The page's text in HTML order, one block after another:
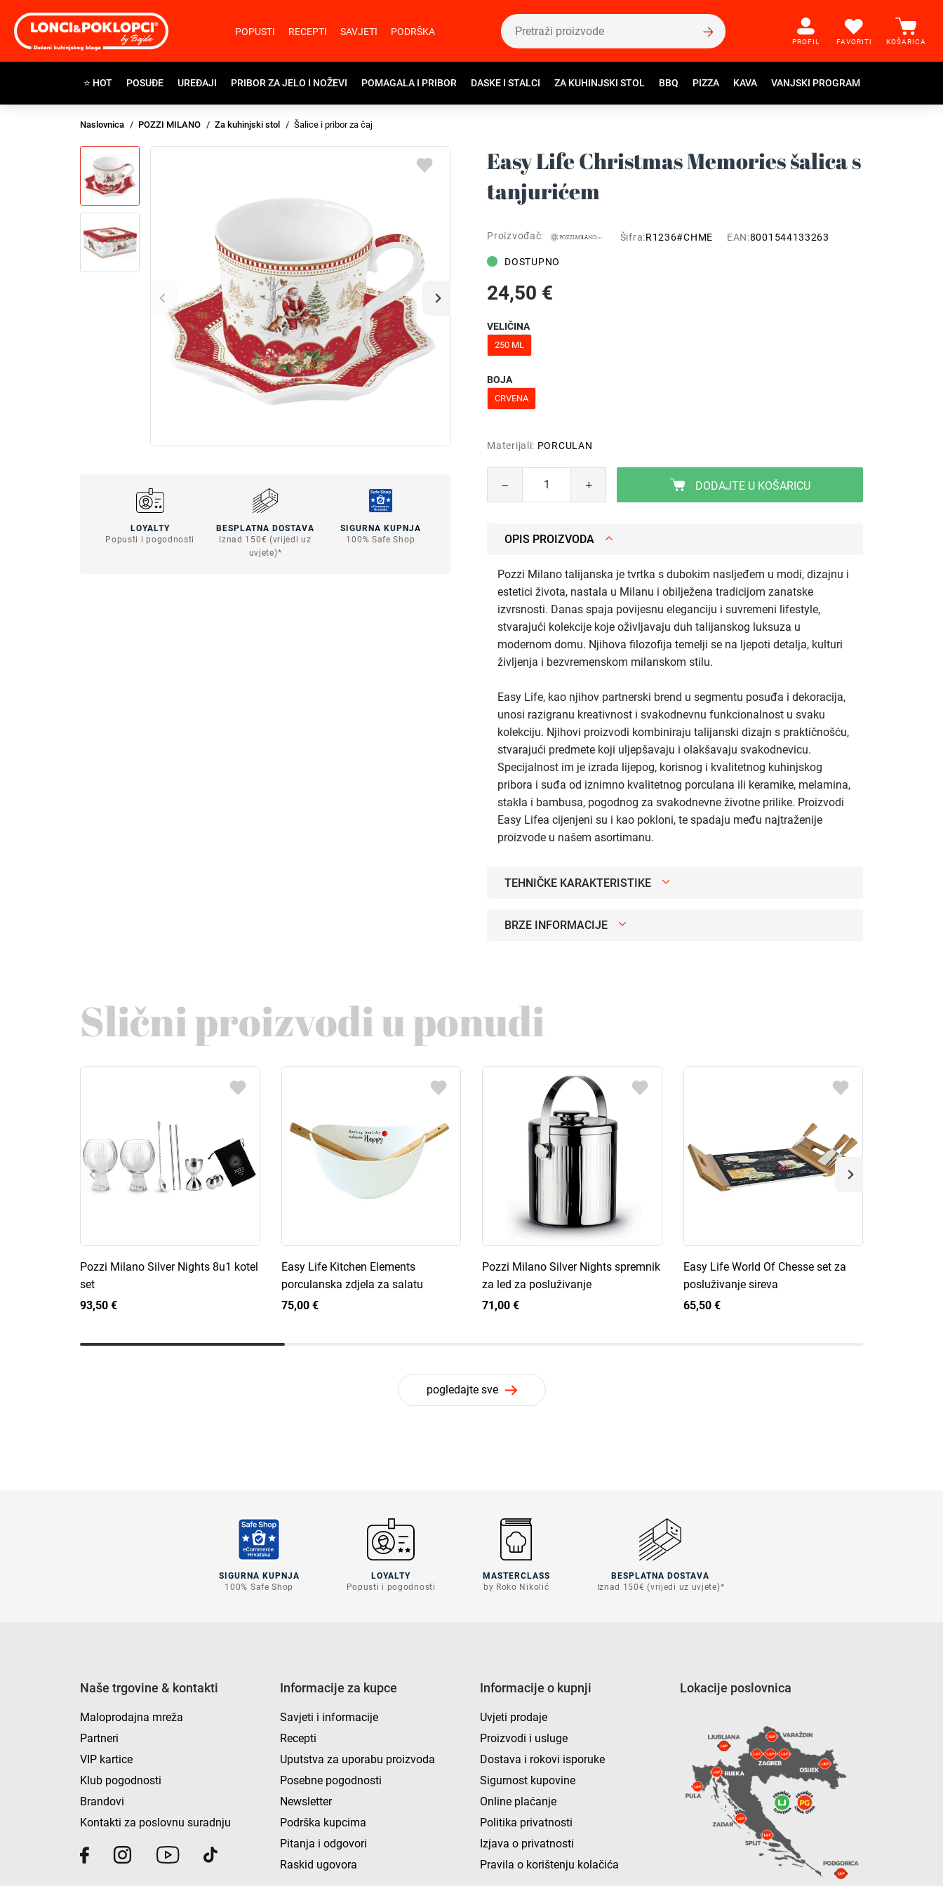
POPUSTI RECEPTI SAVJETI PODRŠKA
PROFIL FAVORITI KOŠARICA
⭐ HOT POSUĐE UREĐAJI PRIBOR ZA JELO I NOŽEVI POMAGALA I PRIBOR DASKE I STALCI ZA KUHINJSKI STOL BBQ PIZZA KAVA VANJSKI PROGRAM
Naslovnica POZZI MILANO Za kuhinjski stol Šalice i pribor za čaj
LOYALTY
Popusti i pogodnosti
BESPLATNA DOSTAVA
Iznad 150€ (vrijedi uz
uvjete)*
SIGURNA KUPNJA
100% Safe Shop
Easy Life Christmas Memories šalica s
tanjurićem
Proizvođač: Šifra:R1236#CHME EAN:8001544133263
DOSTUPNO
24,50 €
VELIČINA
250 ML
BOJA
CRVENA
Materijali: PORCULAN
DODAJTE U KOŠARICU
OPIS PROIZVODA
Pozzi Milano talijanska je tvrtka s dubokim nasljeđem u modi, dizajnu i
estetici života, nastala u Milanu i obilježena tradicijom zanatske
izvrsnosti. Danas spaja povijesnu eleganciju i suvremeni lifestyle,
stvarajući kolekcije koje oživljavaju duh talijanskog luksuza u
modernom domu. Njihova filozofija temelji se na ljepoti detalja, kulturi
življenja i bezvremenskom milanskom stilu.
Easy Life, kao njihov partnerski brend u segmentu posuđa i dekoracija,
unosi razigranu kreativnost i svakodnevnu funkcionalnost u svaku
kolekciju. Njihovi proizvodi kombiniraju talijanski dizajn s praktičnošću,
stvarajući predmete koji uljepšavaju i olakšavaju svakodnevicu.
Specijalnost im je izrada lijepog, korisnog i kvalitetnog kuhinjskog
pribora i suđa od iznimno kvalitetnog porculana ili keramike, melamina,
stakla i bambusa, pogodnog za svakodnevne životne prilike. Proizvodi
Easy Lifea cijenjeni su i kao pokloni, te spadaju među najtraženije
proizvode u našem asortimanu.
TEHNIČKE KARAKTERISTIKE
BRZE INFORMACIJE
Slični proizvodi u ponudi
Pozzi Milano Silver Nights 8u1 kotel
set
93,50 €
Easy Life Kitchen Elements
porculanska zdjela za salatu
75,00 €
Pozzi Milano Silver Nights spremnik
za led za posluživanje
71,00 €
Easy Life World Of Chesse set za
posluživanje sireva
65,50 €
pogledajte sve
SIGURNA KUPNJA
100% Safe Shop
LOYALTY
Popusti i pogodnosti
MASTERCLASS
by Roko Nikolić
BESPLATNA DOSTAVA
Iznad 150€ (vrijedi uz uvjete)*
Naše trgovine & kontakti
Maloprodajna mreža
Partneri
VIP kartice
Klub pogodnosti
Brandovi
Kontakti za poslovnu suradnju
Informacije za kupce
Savjeti i informacije
Recepti
Uputstva za uporabu proizvoda
Posebne pogodnosti
Newsletter
Podrška kupcima
Pitanja i odgovori
Raskid ugovora
Informacije o kupnji
Uvjeti prodaje
Proizvodi i usluge
Dostava i rokovi isporuke
Sigurnost kupovine
Online plaćanje
Politika privatnosti
Izjava o privatnosti
Pravila o korištenju kolačića
Lokacije poslovnica